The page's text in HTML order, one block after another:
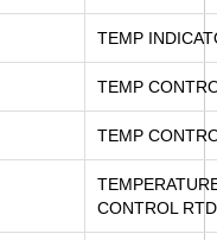
TEMP
TEMP
TEMP
CONTROL RTD